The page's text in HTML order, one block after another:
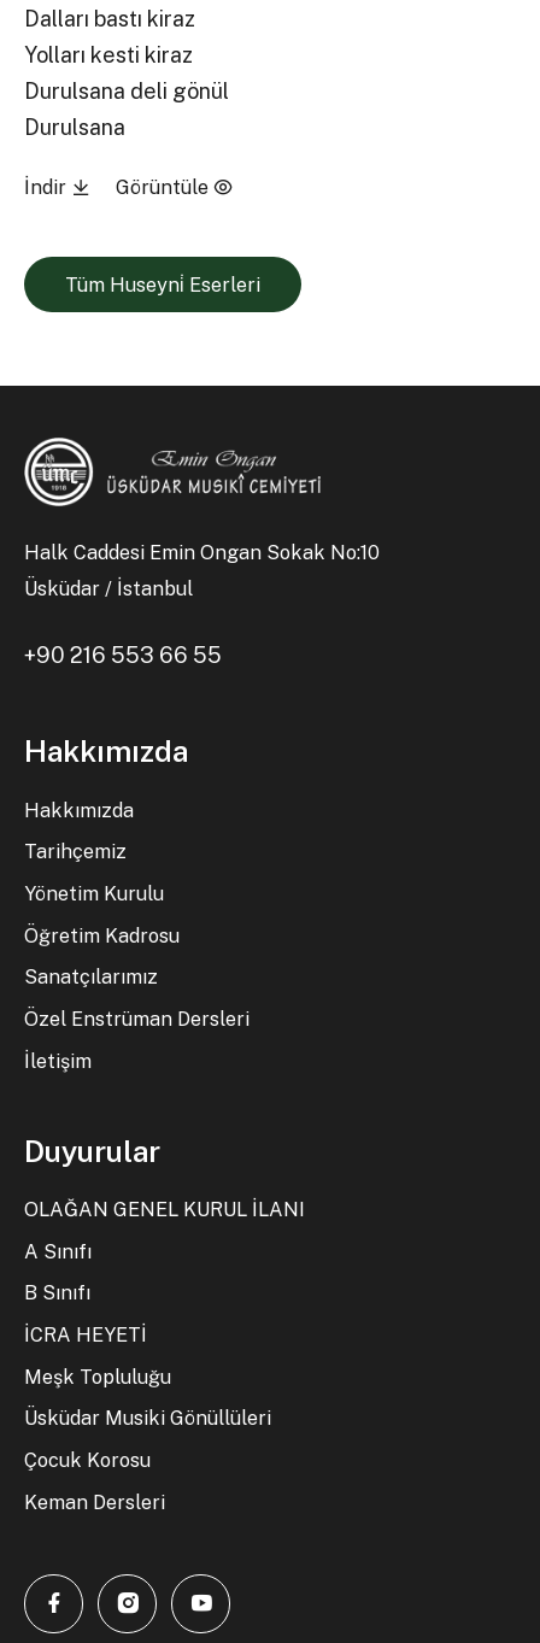
Dalları bastı kiraz
Yolları kesti kiraz
Durulsana deli gönül
Durulsana
İndir Görüntüle
Tüm Huseyni̇ Eserleri
Halk Caddesi Emin Ongan Sokak No:10
Üsküdar / İstanbul
+90 216 553 66 55
Hakkımızda
Hakkımızda
Tarihçemiz
Yönetim Kurulu
Öğretim Kadrosu
Sanatçılarımız
Özel Enstrüman Dersleri
İletişim
Duyurular
OLAĞAN GENEL KURUL İLANI
A Sınıfı
B Sınıfı
İCRA HEYETİ
Meşk Topluluğu
Üsküdar Musiki Gönüllüleri
Çocuk Korosu
Keman Dersleri